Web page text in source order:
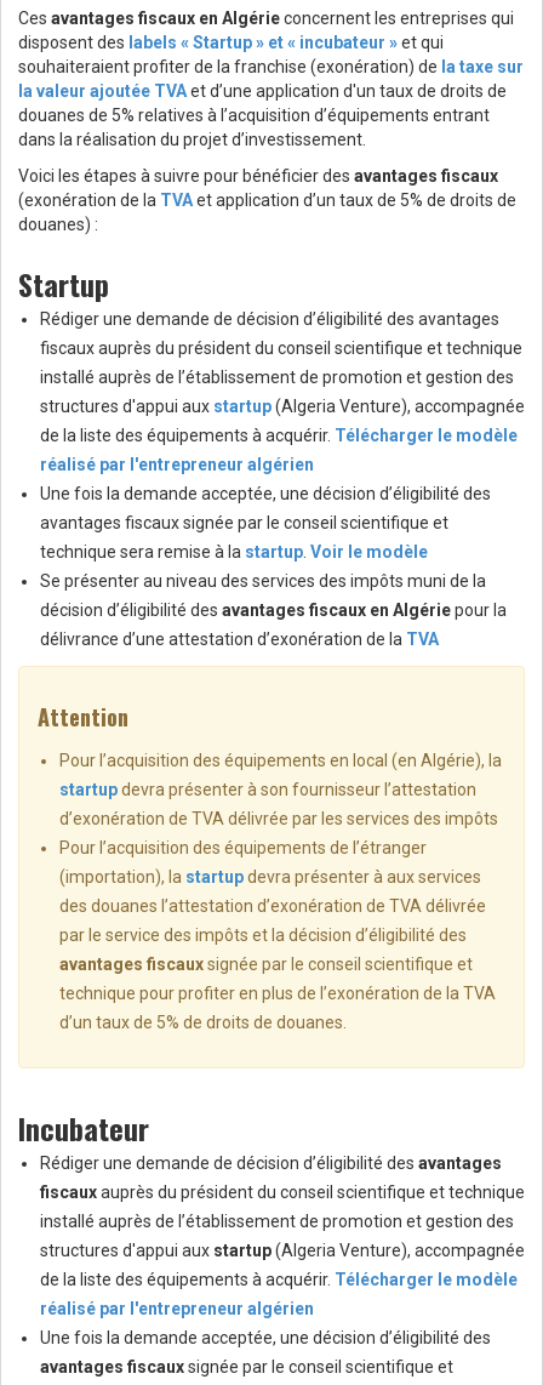
Ces avantages fiscaux en Algérieconcernent les entreprises qui
disposent des labels « Startup » et « incubateur »et qui
souhaiteraient profiter de la franchise (exonération) de la taxe sur
la valeur ajoutée TVAet d’une application d'un taux de droits de
douanes de 5% relatives à l’acquisition d’équipements entrant
dans la réalisation du projet d’investissement.
Voici les étapes à suivre pour bénéficier des avantages fiscaux
(exonération de la TVAet application d’un taux de 5% de droits de
douanes) :
Startup
Rédiger une demande de décision d’éligibilité des avantages
fiscaux auprès du président du conseil scientifique et technique
installé auprès de l’établissement de promotion et gestion des
structures d'appui aux startup(Algeria Venture), accompagnée
de la liste des équipements à acquérir. Télécharger le modèle
réalisé par l'entrepreneur algérien
Une fois la demande acceptée, une décision d’éligibilité des
avantages fiscaux signée par le conseil scientifique et
technique sera remise à la startup Voir le modèle
Se présenter au niveau des services des impôts muni de la
décision d’éligibilité des avantages fiscaux en Algériepour la
délivrance d’une attestation d’exonération de la TVA
Attention
Pour l’acquisition des équipements en local (en Algérie), la
startupdevra présenter à son fournisseur l’attestation
d’exonération de TVA délivrée par les services des impôts
Pour l’acquisition des équipements de l’étranger
(importation), la startupdevra présenter à aux services
des douanes l’attestation d’exonération de TVA délivrée
par le service des impôts et la décision d’éligibilité des
avantages fiscauxsignée par le conseil scientifique et
technique pour profiter en plus de l’exonération de la TVA
d’un taux de 5% de droits de douanes.
Incubateur
Rédiger une demande de décision d’éligibilité des avantages
fiscauxauprès du président du conseil scientifique et technique
installé auprès de l’établissement de promotion et gestion des
structures d'appui aux startup(Algeria Venture), accompagnée
de la liste des équipements à acquérir. Télécharger le modèle
réalisé par l'entrepreneur algérien
Une fois la demande acceptée, une décision d’éligibilité des
avantages fiscauxsignée par le conseil scientifique et